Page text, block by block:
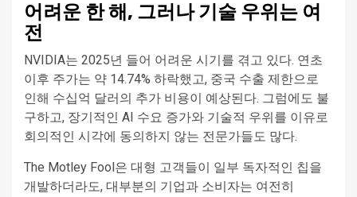
어려운 한 해, 그러나 기술 우위는 여
전
NVIDIA는 2025년 들어 어려운 시기를 겪고 있다. 연초
이후 주가는 약 14.74% 하락했고, 중국 수출 제한으로
인해 수십억 달러의 추가 비용이 예상된다. 그럼에도 불
구하고, 장기적인 AI 수요 증가와 기술적 우위를 이유로
회의적인 시각에 동의하지 않는 전문가들도 많다.
The Motley Fool은 대형 고객들이 일부 독자적인 칩을
개발하더라도, 대부분의 기업과 소비자는 여전히